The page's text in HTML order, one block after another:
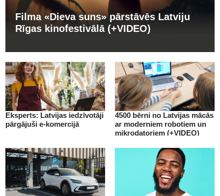
Filma «Dieva suns» pārstāvēs Latviju
Rīgas kinofestivālā (+VIDEO)
Eksperts: Latvijas iedzīvotāji
pārgājuši e-komercijā
4500 bērni no Latvijas mācās
ar moderniem robotiem un
mikrodatoriem (+VIDEO)